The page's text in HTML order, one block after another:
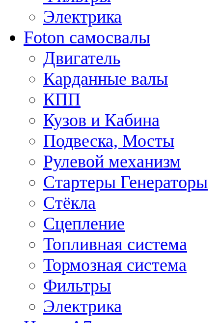
Электрика
Foton самосвалы
Двигатель
Карданные валы
КПП
Кузов и Кабина
Подвеска, Мосты
Рулевой механизм
Стартеры Генераторы
Стёкла
Сцепление
Топливная система
Тормозная система
Фильтры
Электрика